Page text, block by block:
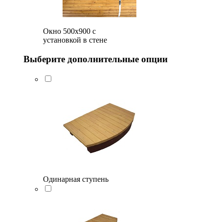
Окно 500x900 с
установкой в стене
Выберите дополнительные опции
Одинарная ступень